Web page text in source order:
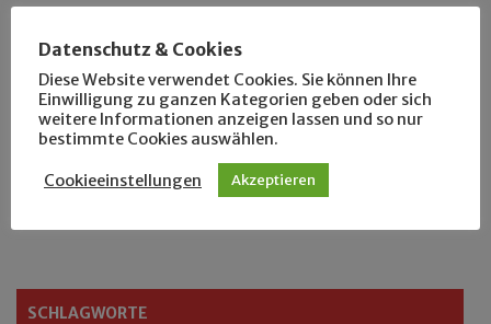
Der Leipziger Schmiedetag von 1904
Rennfahrer in Schönefeld und Zschocher
SCHLAGWORTE
Datenschutz & Cookies
Diese Website verwendet Cookies. Sie können Ihre
Einwilligung zu ganzen Kategorien geben oder sich
weitere Informationen anzeigen lassen und so nur
bestimmte Cookies auswählen.
Cookieeinstellungen Akzeptieren